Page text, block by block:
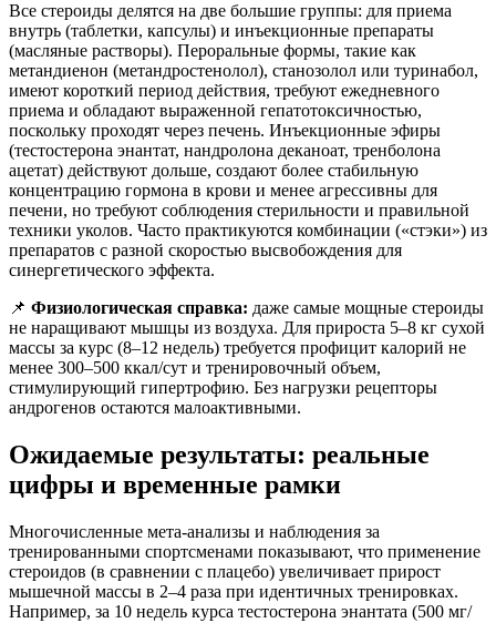
Все стероиды делятся на две большие группы: для приема
внутрь (таблетки, капсулы) и инъекционные препараты
(масляные растворы). Пероральные формы, такие как
метандиенон (метандростенолол), станозолол или туринабол,
имеют короткий период действия, требуют ежедневного
приема и обладают выраженной гепатотоксичностью,
поскольку проходят через печень. Инъекционные эфиры
(тестостерона энантат, нандролона деканоат, тренболона
ацетат) действуют дольше, создают более стабильную
концентрацию гормона в крови и менее агрессивны для
печени, но требуют соблюдения стерильности и правильной
техники уколов. Часто практикуются комбинации («стэки») из
препаратов с разной скоростью высвобождения для
синергетического эффекта.
📌 Физиологическая справка: даже самые мощные стероиды
не наращивают мышцы из воздуха. Для прироста 5–8 кг сухой
массы за курс (8–12 недель) требуется профицит калорий не
менее 300–500 ккал/сут и тренировочный объем,
стимулирующий гипертрофию. Без нагрузки рецепторы
андрогенов остаются малоактивными.
Ожидаемые результаты: реальные
цифры и временные рамки
Многочисленные мета-анализы и наблюдения за
тренированными спортсменами показывают, что применение
стероидов (в сравнении с плацебо) увеличивает прирост
мышечной массы в 2–4 раза при идентичных тренировках.
Например, за 10 недель курса тестостерона энантата (500 мг/